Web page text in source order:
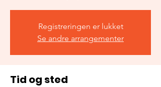
Registreringen er lukket
Se andre arrangementer
Tid og sted